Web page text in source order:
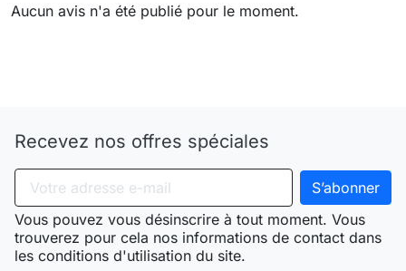
Aucun avis n'a été publié pour le moment.
Recevez nos offres spéciales
Vous pouvez vous désinscrire à tout moment. Vous
trouverez pour cela nos informations de contact dans
les conditions d'utilisation du site.